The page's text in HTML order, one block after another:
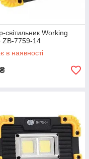
світильник Working
ZB-7759-14
в наявності
₴